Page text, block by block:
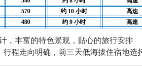
570 约 10 小时 高速
480 约 9 小时 高速
，丰富的特色景观，贴心的旅行安排
程走向明确，前三天低海拔住宿地选